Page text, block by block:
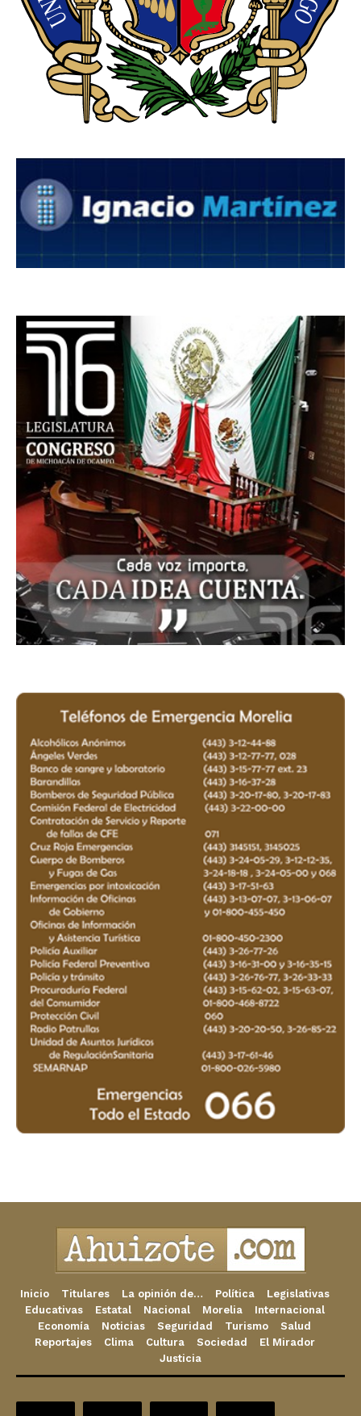
Inicio Titulares La opinión de… Política
Legislativas
Educativas
Estatal Nacional Morelia
Internacional
Economía
Noticias Seguridad Turismo
Salud
Reportajes
Clima Cultura Sociedad
El Mirador
Justicia